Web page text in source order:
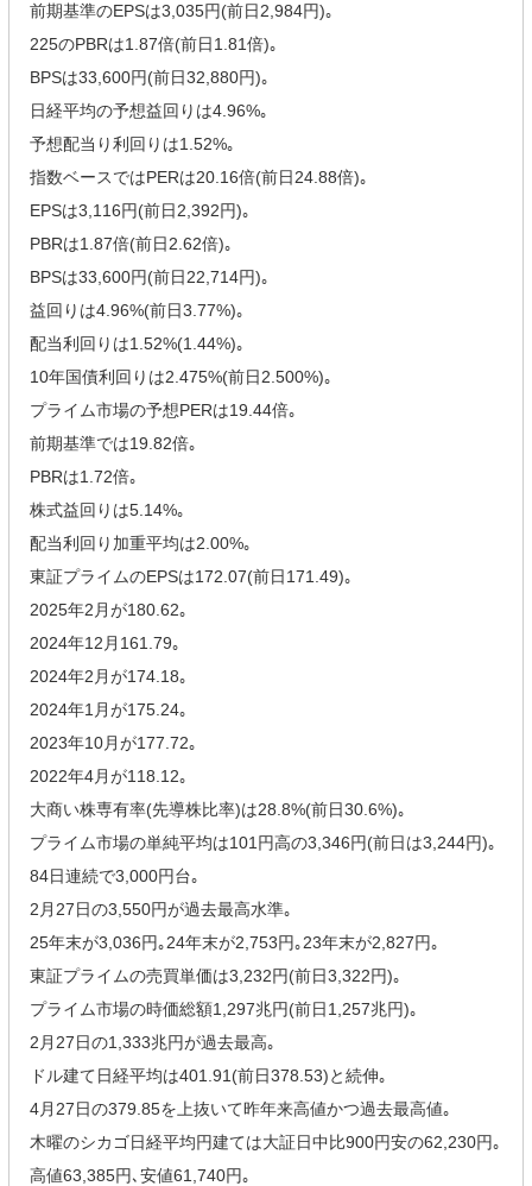
前期基準のEPSは3,035円(前日2,984円)｡
225のPBRは1.87倍(前日1.81倍)｡
BPSは33,600円(前日32,880円)｡
日経平均の予想益回りは4.96%｡
予想配当り利回りは1.52%｡
指数ベースではPERは20.16倍(前日24.88倍)｡
EPSは3,116円(前日2,392円)｡
PBRは1.87倍(前日2.62倍)｡
BPSは33,600円(前日22,714円)｡
益回りは4.96%(前日3.77%)｡
配当利回りは1.52%(1.44%)｡
10年国債利回りは2.475%(前日2.500%)｡
プライム市場の予想PERは19.44倍｡
前期基準では19.82倍｡
PBRは1.72倍｡
株式益回りは5.14%｡
配当利回り加重平均は2.00%｡
東証プライムのEPSは172.07(前日171.49)｡
2025年2月が180.62｡
2024年12月161.79｡
2024年2月が174.18｡
2024年1月が175.24｡
2023年10月が177.72｡
2022年4月が118.12｡
大商い株専有率(先導株比率)は28.8%(前日30.6%)｡
プライム市場の単純平均は101円高の3,346円(前日は3,244円)｡
84日連続で3,000円台｡
2月27日の3,550円が過去最高水準｡
25年末が3,036円｡24年末が2,753円｡23年末が2,827円｡
東証プライムの売買単価は3,232円(前日3,322円)｡
プライム市場の時価総額1,297兆円(前日1,257兆円)｡
2月27日の1,333兆円が過去最高｡
ドル建て日経平均は401.91(前日378.53)と続伸｡
4月27日の379.85を上抜いて昨年来高値かつ過去最高値｡
木曜のシカゴ日経平均円建ては大証日中比900円安の62,230円｡
高値63,385円､安値61,740円｡